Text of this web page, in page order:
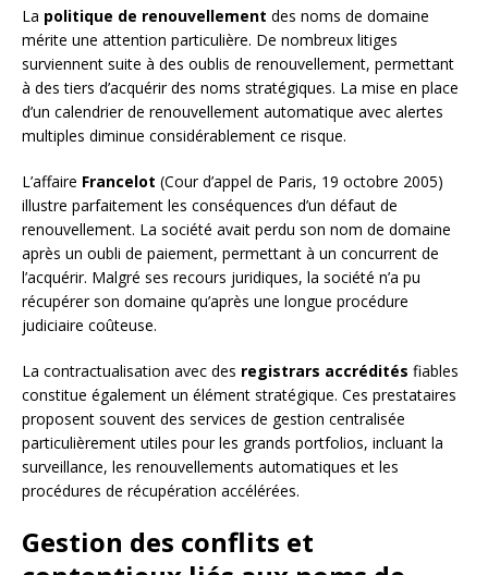
La politique de renouvellement des noms de domaine
mérite une attention particulière. De nombreux litiges
surviennent suite à des oublis de renouvellement, permettant
à des tiers d’acquérir des noms stratégiques. La mise en place
d’un calendrier de renouvellement automatique avec alertes
multiples diminue considérablement ce risque.
L’affaire Francelot (Cour d’appel de Paris, 19 octobre 2005)
illustre parfaitement les conséquences d’un défaut de
renouvellement. La société avait perdu son nom de domaine
après un oubli de paiement, permettant à un concurrent de
l’acquérir. Malgré ses recours juridiques, la société n’a pu
récupérer son domaine qu’après une longue procédure
judiciaire coûteuse.
La contractualisation avec des registrars accrédités fiables
constitue également un élément stratégique. Ces prestataires
proposent souvent des services de gestion centralisée
particulièrement utiles pour les grands portfolios, incluant la
surveillance, les renouvellements automatiques et les
procédures de récupération accélérées.
Gestion des conflits et